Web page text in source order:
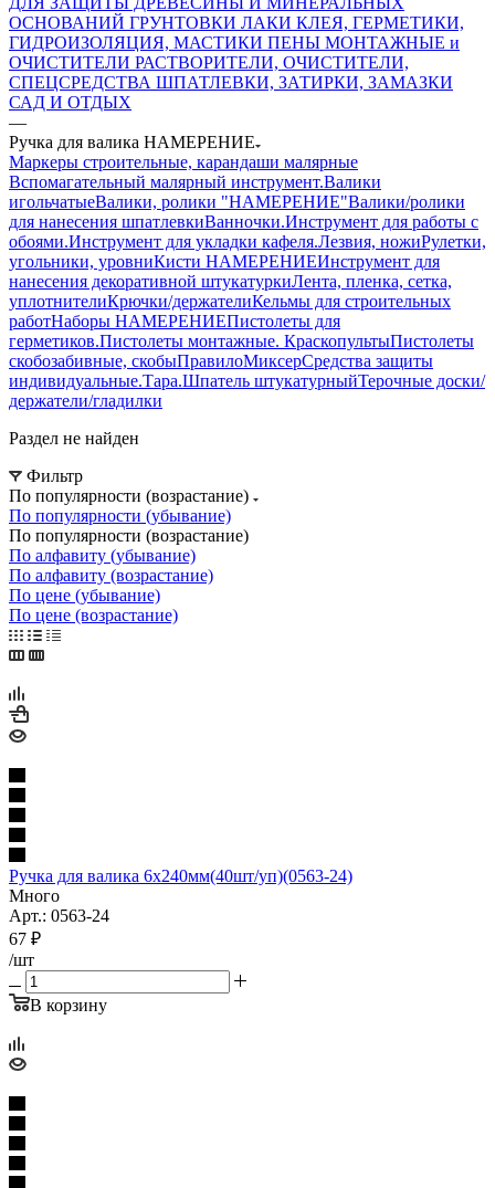
ОСНОВАНИЙ ГРУНТОВКИ ЛАКИ КЛЕЯ, ГЕРМЕТИКИ,
ГИДРОИЗОЛЯЦИЯ, МАСТИКИ ПЕНЫ МОНТАЖНЫЕ и
ОЧИСТИТЕЛИ РАСТВОРИТЕЛИ, ОЧИСТИТЕЛИ,
СПЕЦСРЕДСТВА ШПАТЛЕВКИ, ЗАТИРКИ, ЗАМАЗКИ
САД И ОТДЫХ
—
Ручка для валика НАМЕРЕНИЕ
Маркеры строительные, карандаши малярные
Вспомагательный малярный инструмент.Валики
игольчатыеВалики, ролики "НАМЕРЕНИЕ"Валики/ролики
для нанесения шпатлевкиВанночки.Инструмент для работы с
обоями.Инструмент для укладки кафеля.Лезвия, ножиРулетки,
угольники, уровниКисти НАМЕРЕНИЕИнструмент для
нанесения декоративной штукатуркиЛента, пленка, сетка,
уплотнителиКрючки/держателиКельмы для строительных
работНаборы НАМЕРЕНИЕПистолеты для
герметиков.Пистолеты монтажные. КраскопультыПистолеты
скобозабивные, скобыПравилоМиксерСредства защиты
индивидуальные.Тара.Шпатель штукатурныйТерочные доски/
держатели/гладилки
Раздел не найден
Фильтр
По популярности (возрастание)
По популярности (убывание)
По популярности (возрастание)
По алфавиту (убывание)
По алфавиту (возрастание)
По цене (убывание)
По цене (возрастание)
Ручка для валика 6х240мм(40шт/уп)(0563-24)
Много
Арт.: 0563-24
67 ₽
/шт
В корзину